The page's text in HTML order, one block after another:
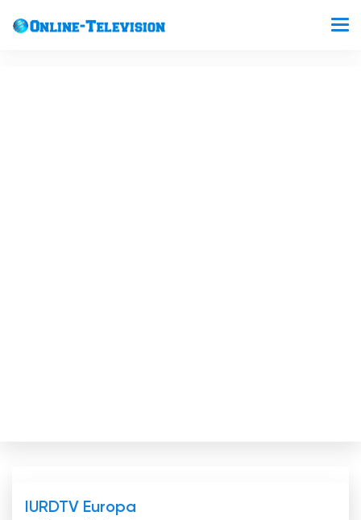
IURDTV Europa